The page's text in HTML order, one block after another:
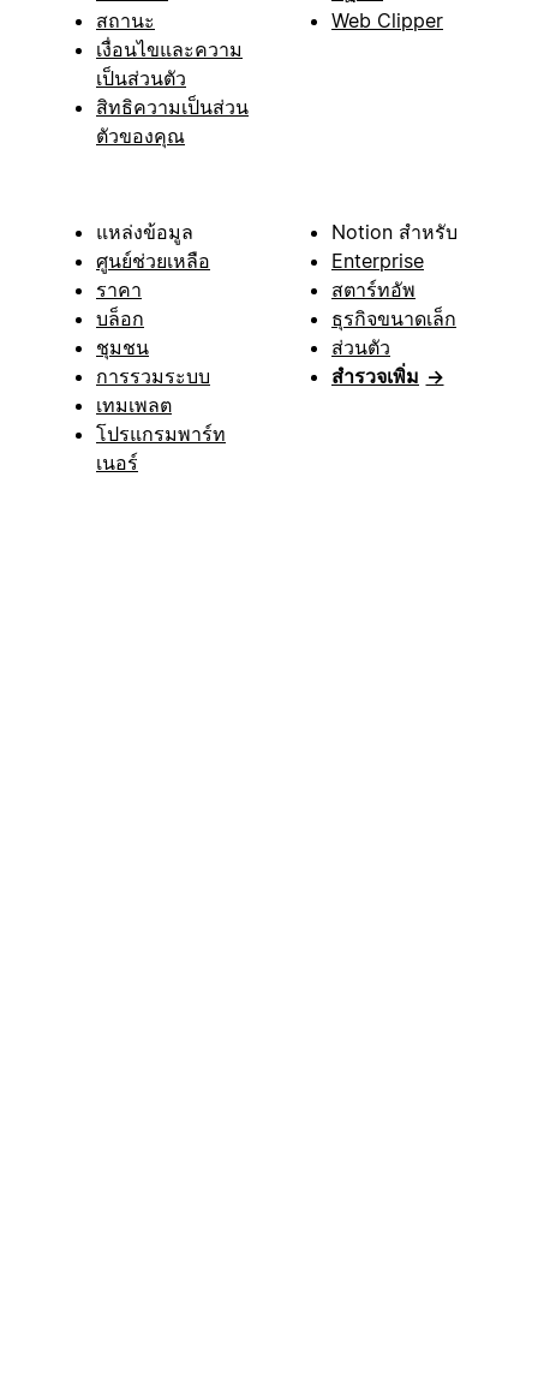
สถานะ
เงื่อนไขและความ
เป็นส่วนตัว
สิทธิความเป็นส่วน
ตัวของคุณ
Web Clipper
แหล่งข้อมูล
ศูนย์ช่วยเหลือ
ราคา
บล็อก
ชุมชน
การรวมระบบ
เทมเพลต
โปรแกรมพาร์ท
เนอร์
Notion สำหรับ
Enterprise
สตาร์ทอัพ
ธุรกิจขนาดเล็ก
ส่วนตัว
สำรวจเพิ่ม →